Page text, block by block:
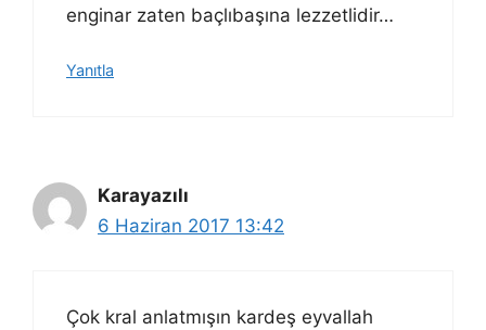
enginar zaten baçlıbaşına lezzetlidir…
Yanıtla
Karayazılı
6 Haziran 2017 13:42
Çok kral anlatmışın kardeş eyvallah